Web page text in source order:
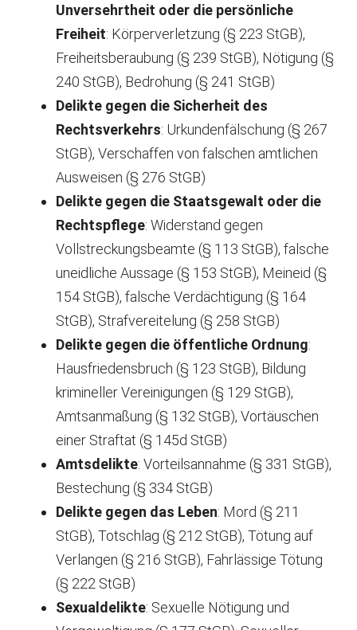
Unversehrtheit oder die persönliche
Freiheit: Körperverletzung (§ 223 StGB),
Freiheitsberaubung (§ 239 StGB), Nötigung (§
240 StGB), Bedrohung (§ 241 StGB)
Delikte gegen die Sicherheit des
Rechtsverkehrs: Urkundenfälschung (§ 267
StGB), Verschaffen von falschen amtlichen
Ausweisen (§ 276 StGB)
Delikte gegen die Staatsgewalt oder die
Rechtspflege: Widerstand gegen
Vollstreckungsbeamte (§ 113 StGB), falsche
uneidliche Aussage (§ 153 StGB), Meineid (§
154 StGB), falsche Verdächtigung (§ 164
StGB), Strafvereitelung (§ 258 StGB)
Delikte gegen die öffentliche Ordnung:
Hausfriedensbruch (§ 123 StGB), Bildung
krimineller Vereinigungen (§ 129 StGB),
Amtsanmaßung (§ 132 StGB), Vortäuschen
einer Straftat (§ 145d StGB)
Amtsdelikte: Vorteilsannahme (§ 331 StGB),
Bestechung (§ 334 StGB)
Delikte gegen das Leben: Mord (§ 211
StGB), Totschlag (§ 212 StGB), Tötung auf
Verlangen (§ 216 StGB), Fahrlässige Tötung
(§ 222 StGB)
Sexualdelikte: Sexuelle Nötigung und